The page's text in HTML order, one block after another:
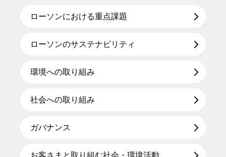
ローソンにおける重点課題
ローソンのサステナビリティ
環境への取り組み
社会への取り組み
ガバナンス
お客さまと取り組む社会・環境活動